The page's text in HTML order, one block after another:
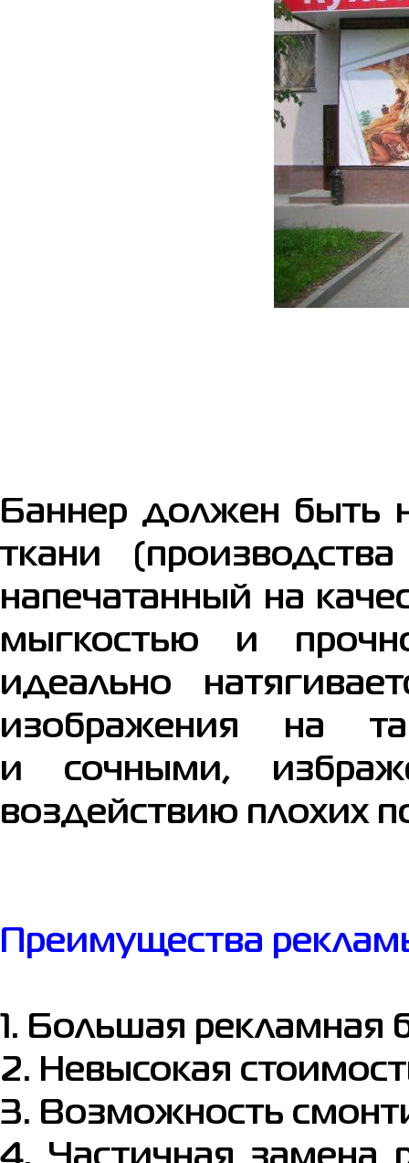
Баннер должен быть
ткани
напечатанный на
мыгкостью и
идеально
изображения на
и сочными,
воздействию плохих
Преимущества
1. Большая рекламная
2. Невысокая
3. Возможность